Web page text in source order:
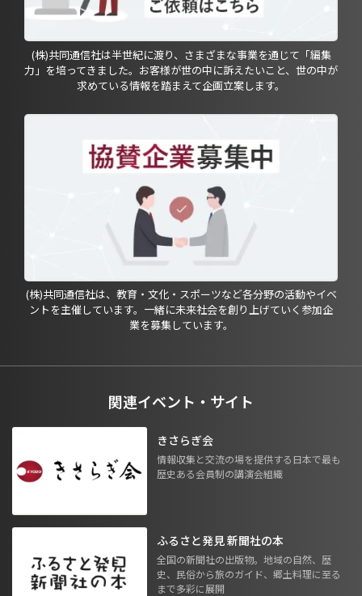
(株)共同通信社は半世紀に渡り、さまざまな事業を通じて「編集
力」を培ってきました。お客様が世の中に訴えたいこと、世の中が
求めている情報を踏まえて企画立案します。
(株)共同通信社は、教育・文化・スポーツなど各分野の活動やイベ
ントを主催しています。一緒に未来社会を創り上げていく参加企
業を募集しています。
関連イベント・サイト
きさらぎ会
情報収集と交流の場を提供する日本で最も
歴史ある会員制の講演会組織
ふるさと発見 新聞社の本
全国の新聞社の出版物。地域の自然、歴
史、民俗から旅のガイド、郷土料理に至る
まで多彩に展開